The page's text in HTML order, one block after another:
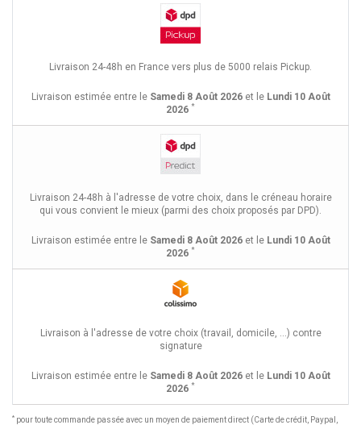
Livraison 24-48h en France vers plus de 5000 relais Pickup.
Livraison estimée entre le Samedi 8 Août 2026et le Lundi 10 Août
2026 *
Livraison 24-48h à l'adresse de votre choix, dans le créneau horaire
qui vous convient le mieux (parmi des choix proposés par DPD).
Livraison estimée entre le Samedi 8 Août 2026et le Lundi 10 Août
2026 *
Livraison à l'adresse de votre choix (travail, domicile, ...) contre
signature
Livraison estimée entre le Samedi 8 Août 2026et le Lundi 10 Août
2026 *
* pour toute commande passée avec un moyen de paiement direct (Carte de crédit, Paypal,